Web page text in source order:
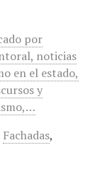
por
noticias
en el estado,
y
Fachadas,